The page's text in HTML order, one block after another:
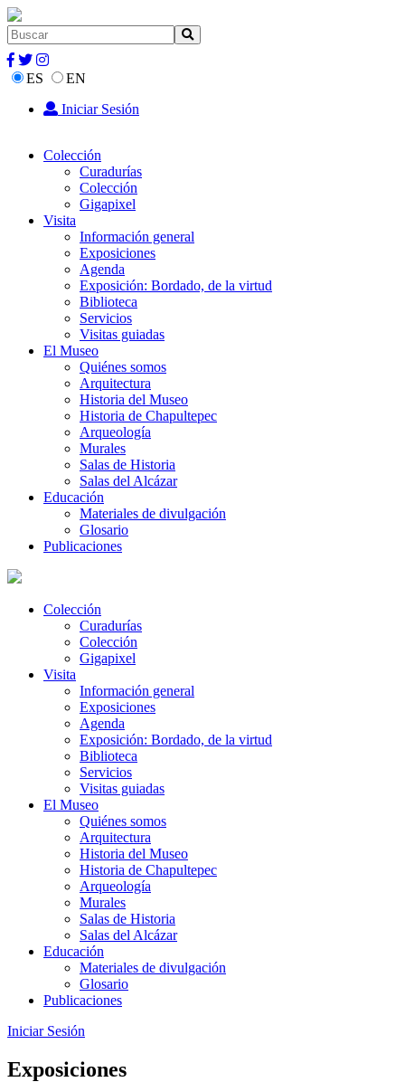
ES
EN
Iniciar Sesión
Colección
Curadurías
Colección
Gigapixel
Visita
Información general
Exposiciones
Agenda
Exposición: Bordado, de la virtud
Biblioteca
Servicios
Visitas guiadas
El Museo
Quiénes somos
Arquitectura
Historia del Museo
Historia de Chapultepec
Arqueología
Murales
Salas de Historia
Salas del Alcázar
Educación
Materiales de divulgación
Glosario
Publicaciones
Colección
Curadurías
Colección
Gigapixel
Visita
Información general
Exposiciones
Agenda
Exposición: Bordado, de la virtud
Biblioteca
Servicios
Visitas guiadas
El Museo
Quiénes somos
Arquitectura
Historia del Museo
Historia de Chapultepec
Arqueología
Murales
Salas de Historia
Salas del Alcázar
Educación
Materiales de divulgación
Glosario
Publicaciones
Iniciar Sesión
Exposiciones